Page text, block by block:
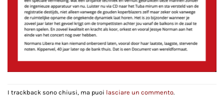
I trackback sono chiusi, ma puoi lasciare un commento.